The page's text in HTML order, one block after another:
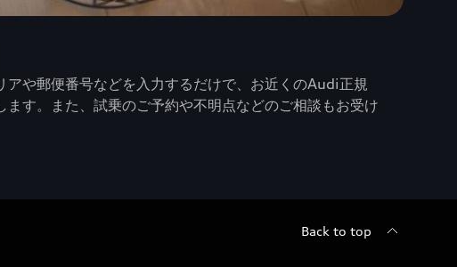
アや郵便番号などを入力するだけで、お近くのAudi正規
ます。また、試乗のご予約や不明点などのご相談もお受け
Back to top